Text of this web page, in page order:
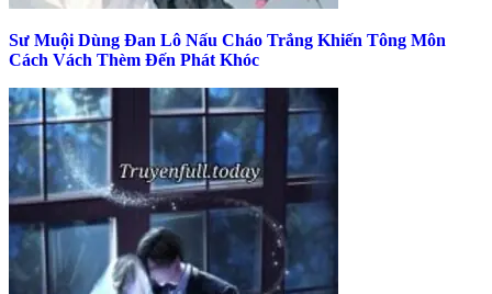
Sư Muội Dùng Đan Lô Nấu Cháo Trắng Khiến Tông Môn
Cách Vách Thèm Đến Phát Khóc